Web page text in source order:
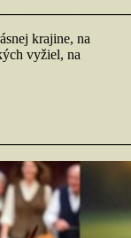
krajine, na
vyžiel, na